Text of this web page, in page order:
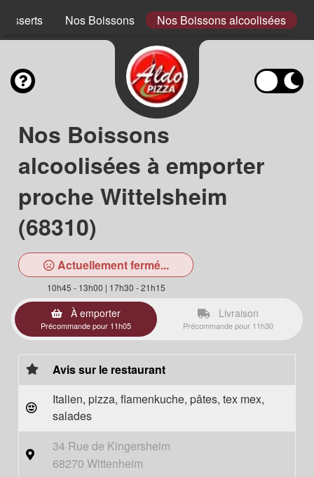
Nos Boissons Nos Boissons alcoolisées
Nos Boissons
alcoolisées à emporter
proche Wittelsheim
(68310)
Actuellement fermé...
10h45 - 13h00 | 17h30 - 21h15
À emporter
Précommande pour 11h05
Livraison
Précommande pour 11h30
Avis sur le restaurant
Italien, pizza, flamenkuche, pâtes, tex mex,
salades
34 Rue de Kingersheim
68270 Wittenheim